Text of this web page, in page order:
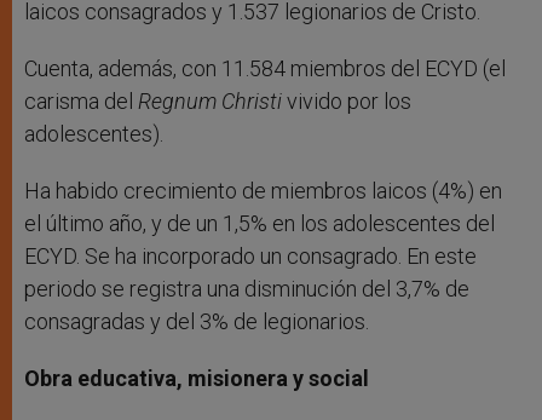
laicos consagrados y 1.537 legionarios de Cristo.
Cuenta, además, con 11.584 miembros del ECYD (el
carisma del Regnum Christivivido por los
adolescentes).
Ha habido crecimiento de miembros laicos (4%) en
el último año, y de un 1,5% en los adolescentes del
ECYD. Se ha incorporado un consagrado. En este
periodo se registra una disminución del 3,7% de
consagradas y del 3% de legionarios.
Obra educativa, misionera y social